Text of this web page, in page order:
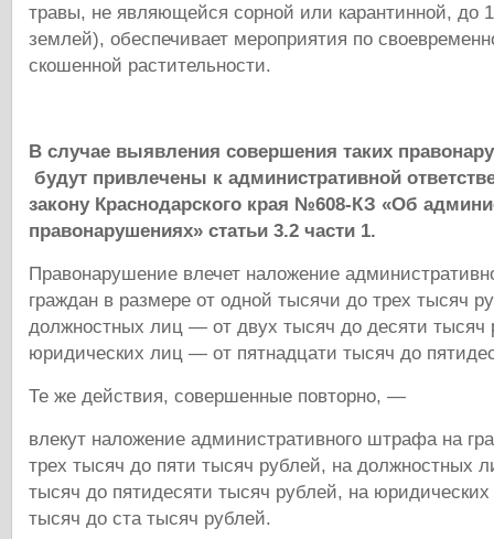
травы, не являющейся сорной или карантинной, до
землей), обеспечивает мероприятия по
скошенной растительности.
В случае выявления совершения таких
будут привлечены к административной
закону Краснодарского края №608-КЗ «Об
правонарушениях» статьи 3.2 части 1.
Правонарушение влечет наложение
граждан в размере от одной тысячи до трех тысяч
должностных лиц — от двух тысяч до десяти тысяч
юридических лиц — от пятнадцати тысяч до
Те же действия, совершенные повторно, —
влекут наложение административного штрафа на
трех тысяч до пяти тысяч рублей, на должностных
тысяч до пятидесяти тысяч рублей, на
тысяч до ста тысяч рублей.